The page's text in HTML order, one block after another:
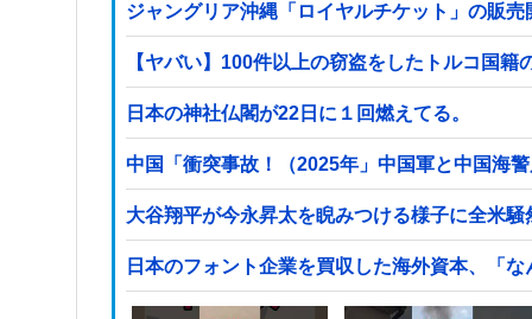
ジャングリア沖縄「ロイヤルチケット」の販
日本の神社仏閣が22日に１回燃えてる。
中国「衝突事故！（2025年」中国軍と中国海
大谷翔平が今永昇太を睨みつける様子に全米
日本のフォント企業を買収した海外資本、「